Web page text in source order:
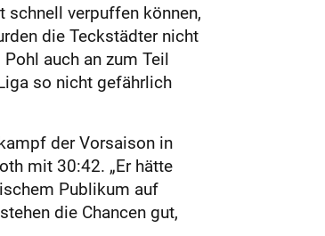
schnell verpuffen können,
die Teckstädter nicht
auch an zum Teil
so nicht gefährlich
der Vorsaison in
mit 30:42. „Er hätte
Publikum auf
die Chancen gut,